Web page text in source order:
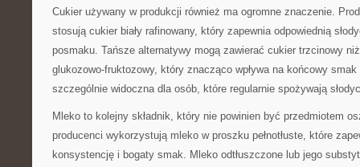
Cukier używany w produkcji również ma ogromne znaczenie.
stosują cukier biały rafinowany, który zapewnia odpowiednią
posmaku. Tańsze alternatywy mogą zawierać cukier trzcinowy
glukozowo-fruktozowy, który znacząco wpływa na końcowy
szczególnie widoczna dla osób, które regularnie spożywają
Mleko to kolejny składnik, który nie powinien być przedmiotem
producenci wykorzystują mleko w proszku pełnotłuste, które
konsystencję i bogaty smak. Mleko odtłuszczone lub jego